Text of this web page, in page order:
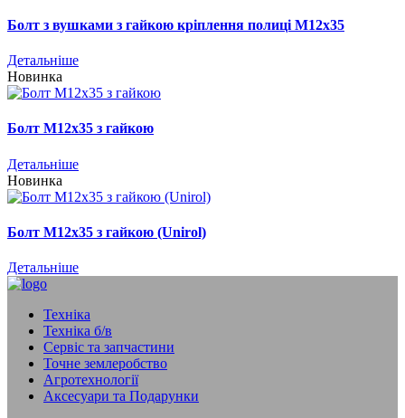
Болт з вушками з гайкою кріплення полиці М12х35
Детальніше
Новинка
Болт М12х35 з гайкою
Детальніше
Новинка
Болт М12x35 з гайкою (Unirol)
Детальніше
Техніка
Техніка б/в
Сервіс та запчастини
Точне землеробство
Агротехнології
Аксесуари та Подарунки